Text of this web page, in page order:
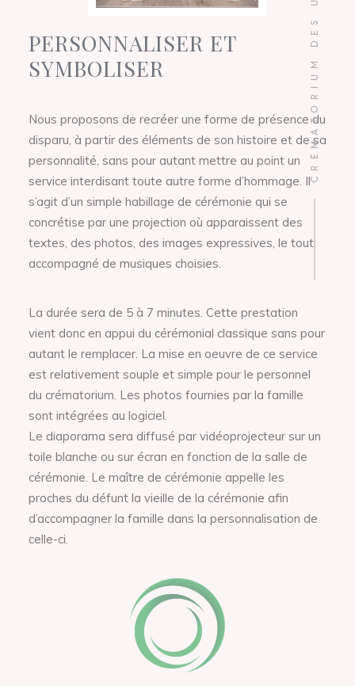
PERSONNALISER ET
SYMBOLISER
Nous proposons de recréer une forme de présence du
disparu, à partir des éléments de son histoire et de sa
personnalité, sans pour autant mettre au point un
service interdisant toute autre forme d’hommage. Il
s’agit d’un simple habillage de cérémonie qui se
concrétise par une projection où apparaissent des
textes, des photos, des images expressives, le tout
accompagné de musiques choisies.
La durée sera de 5 à 7 minutes. Cette prestation
vient donc en appui du cérémonial classique sans pour
autant le remplacer. La mise en oeuvre de ce service
est relativement souple et simple pour le personnel
du crématorium. Les photos fournies par la famille
sont intégrées au logiciel.
Le diaporama sera diffusé par vidéoprojecteur sur un
toile blanche ou sur écran en fonction de la salle de
cérémonie. Le maître de cérémonie appelle les
proches du défunt la vieille de la cérémonie afin
d’accompagner la famille dans la personnalisation de
celle-ci.